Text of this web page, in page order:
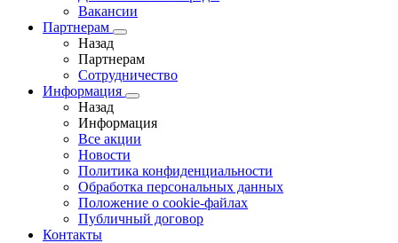
Вакансии
Партнерам
Назад
Партнерам
Сотрудничество
Информация
Назад
Информация
Все акции
Новости
Политика конфиденциальности
Обработка персональных данных
Положение о cookie-файлах
Публичный договор
Контакты